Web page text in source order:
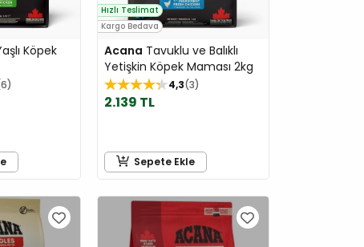
Köpek
6
Kargo Bedava
Hızlı Teslimat
Acana Tavuklu ve Balıklı
Yetişkin Köpek Maması 2kg
4,3 3
2.139 TL
Sepete Ekle